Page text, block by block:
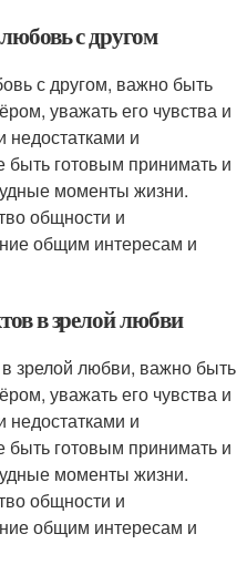
с другом
с другом, важно быть
уважать его чувства и
недостатками и
быть готовым принимать и
моменты жизни.
общности и
общим интересам и
в зрелой любви
зрелой любви, важно быть
уважать его чувства и
недостатками и
быть готовым принимать и
моменты жизни.
общности и
общим интересам и